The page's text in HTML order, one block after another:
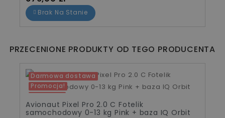
Brak Na Stanie
PRZECENIONE PRODUKTY OD TEGO PRODUCENTA
Darmowa dostawa
Promocja!
-251,00 zł
Avionaut Pixel Pro 2.0 C Fotelik
samochodowy 0-13 kg Pink + baza IQ Orbit